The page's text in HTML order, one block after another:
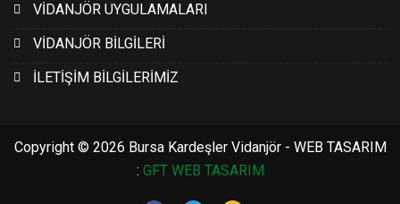
VİDANJÖR UYGULAMALARI
VİDANJÖR BİLGİLERİ
İLETİŞİM BİLGİLERİMİZ
Copyright © 2026 Bursa Kardeşler Vidanjör - WEB TASARIM
: GFT WEB TASARIM